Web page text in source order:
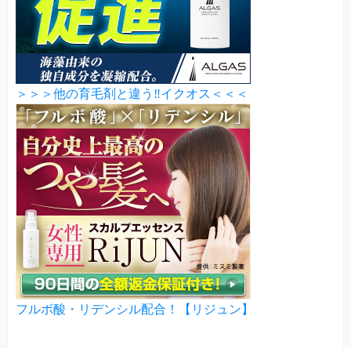
＞＞＞他の育毛剤と違う‼イクオス＜＜＜
フルボ酸・リデンシル配合！【リジュン】